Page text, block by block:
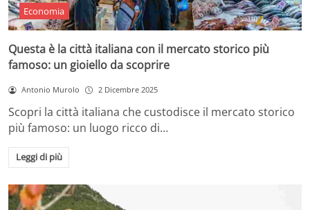
Economia
Questa è la città italiana con il mercato storico più
famoso: un gioiello da scoprire
Antonio Murolo 2 Dicembre 2025
Scopri la città italiana che custodisce il mercato storico
più famoso: un luogo ricco di…
Leggi di più